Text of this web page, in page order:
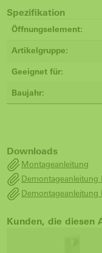
Spezifikation
Öffnungselement:
Artikelgruppe:
Geeignet für:
Baujahr:
Downloads
Montageanleitung
Demontageanleitung
Demontageanleitung
Kunden, die diesen